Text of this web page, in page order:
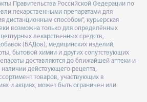
Правительства Российской Федерации по
лекарственными препаратами для
дистанционным способом", курьерская
возможна только для определённых
лекарственных средств,
(БАДов), медицинских изделий,
бытовой химии и других сопутствующих
доставляются до ближайшей аптеки и
действующего рецепта,
товаров, участвующих в
и акциях, может быть ограничен или